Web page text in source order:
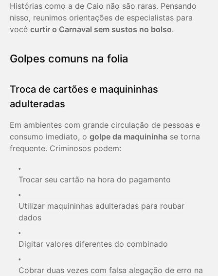
Histórias como a de Caio não são raras. Pensando
nisso, reunimos orientações de especialistas para
você curtir o Carnaval sem sustos no bolso.
Golpes comuns na folia
Troca de cartões e maquininhas
adulteradas
Em ambientes com grande circulação de pessoas e
consumo imediato, o golpe da maquininha se torna
frequente. Criminosos podem:
Trocar seu cartão na hora do pagamento
Utilizar maquininhas adulteradas para roubar
dados
Digitar valores diferentes do combinado
Cobrar duas vezes com falsa alegação de erro na